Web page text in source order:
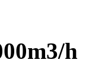
h